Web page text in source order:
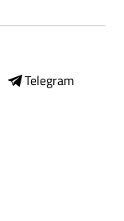
Telegram